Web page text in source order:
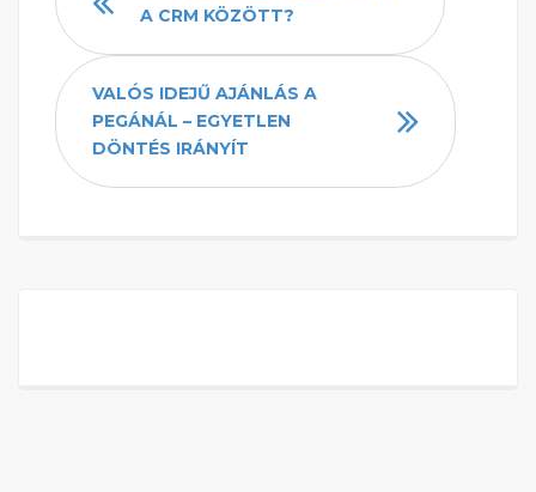
A CRM KÖZÖTT?
VALÓS IDEJŰ AJÁNLÁS A
PEGÁNÁL – EGYETLEN
DÖNTÉS IRÁNYÍT